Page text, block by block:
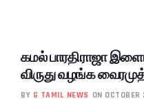
கமல் பாரதிராஜா
விருது வழங்க
BY G TAMIL NEWS ON